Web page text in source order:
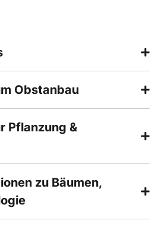
Obstanbau
Pflanzung &
zu Bäumen,